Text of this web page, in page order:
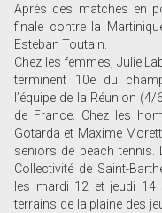
Après des matches en
finale contre la
Esteban Toutain.
Chez les femmes, Julie
terminent 10e du
l’équipe de la Réunion
de France. Chez les
Gotarda et Maxime
seniors de beach tennis.
Collectivité de Saint-
les mardi 12 et jeudi
terrains de la plaine des